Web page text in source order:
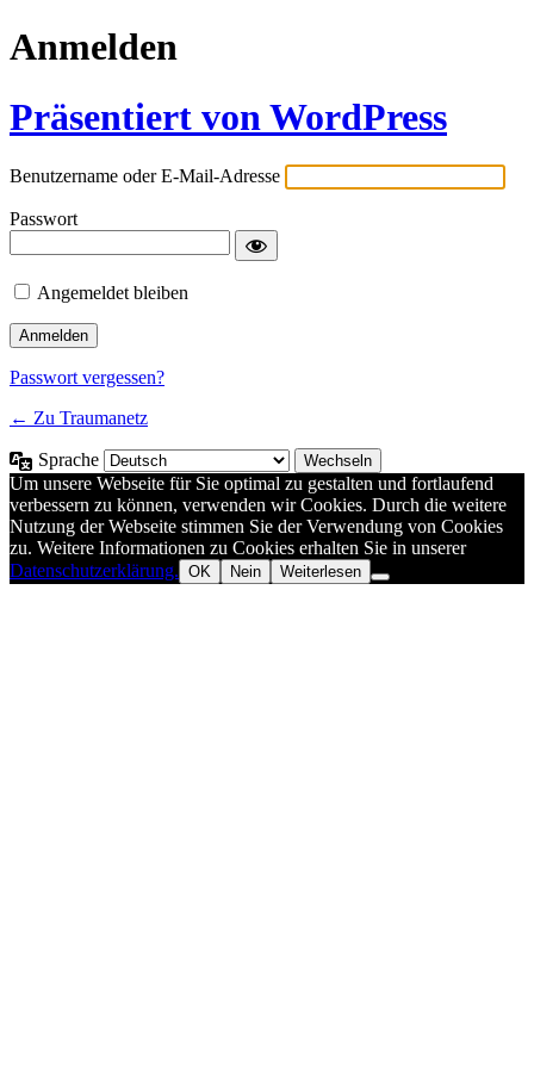
Anmelden
Präsentiert von WordPress
Benutzername oder E-Mail-Adresse
Passwort
Angemeldet bleiben
Passwort vergessen?
← Zu Traumanetz
Sprache
Um unsere Webseite für Sie optimal zu gestalten und fortlaufend
verbessern zu können, verwenden wir Cookies. Durch die weitere
Nutzung der Webseite stimmen Sie der Verwendung von Cookies
zu. Weitere Informationen zu Cookies erhalten Sie in unserer
Datenschutzerklärung. OK Nein Weiterlesen